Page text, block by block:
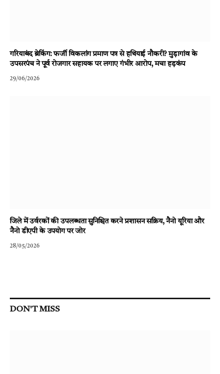
गरियाबंद ब्रेकिंग: फर्जी विकलांग प्रमाण पत्र से हथियाई नौकरी? मुड़ागांव के
उपसरपंच ने पूर्व रोजगार सहायक पर लगाए गंभीर आरोप, मचा हड़कंप
29/06/2026
जिले में उर्वरकों की उपलब्धता सुनिश्चित करने प्रशासन सक्रिय, नैनो यूरिया और
नैनो डीएपी के उपयोग पर जोर
28/05/2026
DON'T MISS